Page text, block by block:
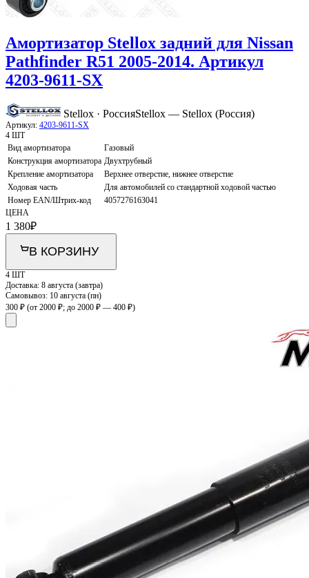
Амортизатор Stellox задний для Nissan
Pathfinder R51 2005-2014. Артикул
4203-9611-SX
Stellox · РоссияStellox — Stellox (Россия)
Артикул: 4203-9611-SX
4 ШТ
Вид амортизатора
Газовый
Конструкция амортизатора Двухтрубный
Крепление амортизатора
Верхнее отверстие, нижнее отверстие
Ходовая часть
Для автомобилей со стандартной ходовой частью
Номер EAN/Штрих-код
4057276163041
ЦЕНА
1 380₽
В КОРЗИНУ
4 ШТ
Доставка: 8 августа (завтра)
Самовывоз: 10 августа (пн)
300 ₽ (от 2000 ₽; до 2000 ₽ — 400 ₽)